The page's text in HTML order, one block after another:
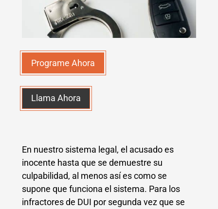
Programe Ahora
Llama Ahora
En nuestro sistema legal, el acusado es
inocente hasta que se demuestre su
culpabilidad, al menos así es como se
supone que funciona el sistema. Para los
infractores de DUI por segunda vez que se